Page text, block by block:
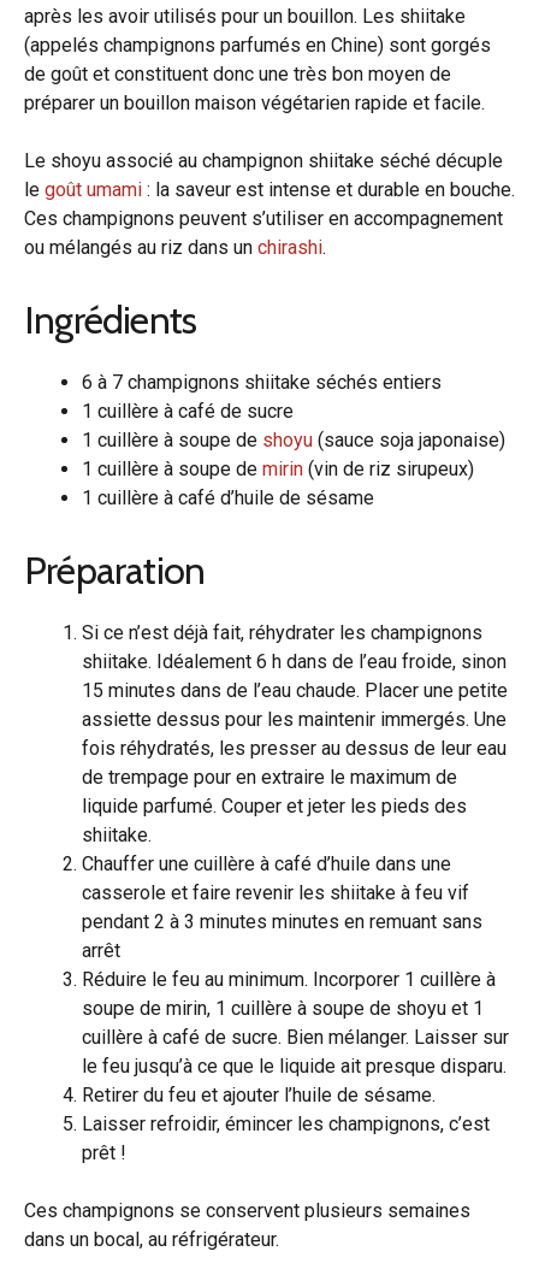
après les avoir utilisés pour un bouillon. Les shiitake
(appelés champignons parfumés en Chine) sont gorgés
de goût et constituent donc une très bon moyen de
préparer un bouillon maison végétarien rapide et facile.
Le shoyu associé au champignon shiitake séché décuple
le goût umami : la saveur est intense et durable en bouche.
Ces champignons peuvent s’utiliser en accompagnement
ou mélangés au riz dans un chirashi.
Ingrédients
6 à 7 champignons shiitake séchés entiers
1 cuillère à café de sucre
1 cuillère à soupe de shoyu (sauce soja japonaise)
1 cuillère à soupe de mirin (vin de riz sirupeux)
1 cuillère à café d’huile de sésame
Préparation
Si ce n’est déjà fait, réhydrater les champignons
shiitake. Idéalement 6 h dans de l’eau froide, sinon
15 minutes dans de l’eau chaude. Placer une petite
assiette dessus pour les maintenir immergés. Une
fois réhydratés, les presser au dessus de leur eau
de trempage pour en extraire le maximum de
liquide parfumé. Couper et jeter les pieds des
shiitake.
Chauffer une cuillère à café d’huile dans une
casserole et faire revenir les shiitake à feu vif
pendant 2 à 3 minutes minutes en remuant sans
arrêt
Réduire le feu au minimum. Incorporer 1 cuillère à
soupe de mirin, 1 cuillère à soupe de shoyu et 1
cuillère à café de sucre. Bien mélanger. Laisser sur
le feu jusqu’à ce que le liquide ait presque disparu.
Retirer du feu et ajouter l’huile de sésame.
Laisser refroidir, émincer les champignons, c’est
prêt !
Ces champignons se conservent plusieurs semaines
dans un bocal, au réfrigérateur.